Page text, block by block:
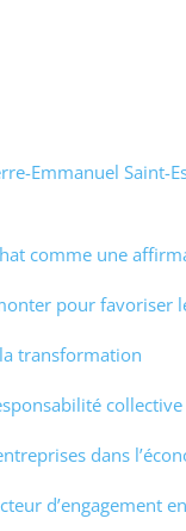
Emmanuel Saint-
comme une
pour favoriser
transformation
collective
dans
d’engagement